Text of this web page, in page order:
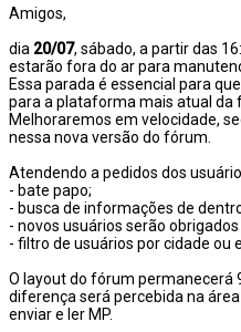
Amigos,
dia 20/07, sábado, a partir das
estarão fora do ar para
Essa parada é essencial para
para a plataforma mais atual
Melhoraremos em velocidade,
nessa nova versão do fórum.
Atendendo a pedidos dos
- bate papo;
- busca de informações de
- novos usuários serão
- filtro de usuários por cidade ou
O layout do fórum permanecerá
diferença será percebida na
enviar e ler MP.